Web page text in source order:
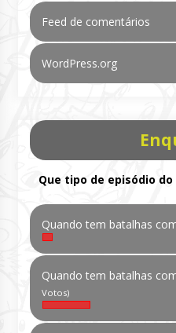
Feed de comentários
WordPress.org
Que tipo de episódio
Quando tem batalhas
Quando tem batalhas
Votos)